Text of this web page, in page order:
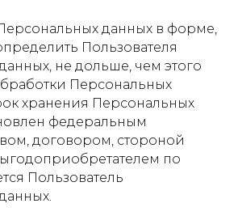
данных в форме,
Пользователя
не дольше, чем этого
Персональных
хранения Персональных
федеральным
договором, стороной
по
Пользователь